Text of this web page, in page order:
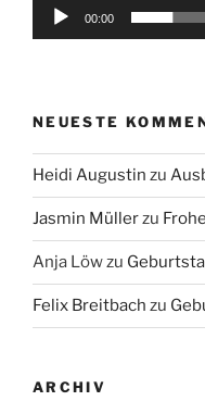
00:00
NEUESTE
Heidi Augustin zu
Jasmin Müllerzu
Anja Löwzu
Felix Breitbach zu
ARCHIV